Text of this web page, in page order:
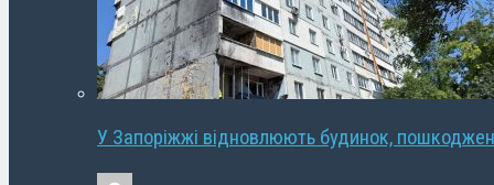
У Запоріжжі відновлюють будинок,